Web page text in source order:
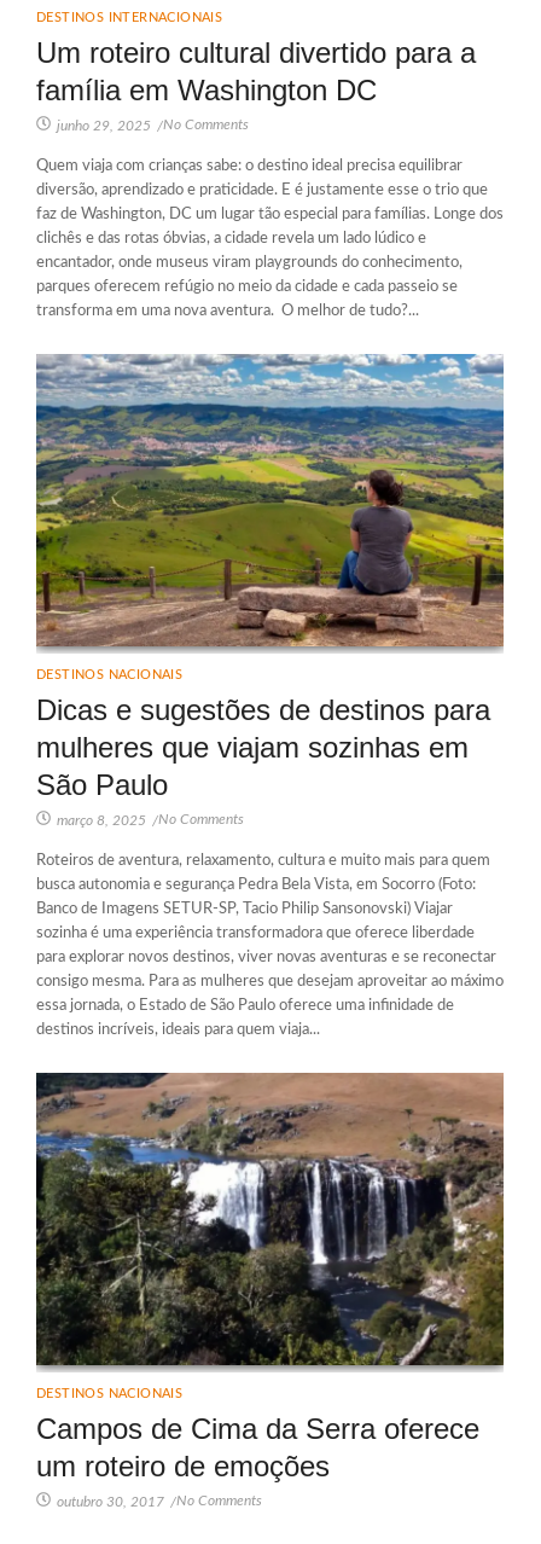
DESTINOS INTERNACIONAIS
Um roteiro cultural divertido para a
família em Washington DC
junho 29, 2025 /No Comments
Quem viaja com crianças sabe: o destino ideal precisa equilibrar
diversão, aprendizado e praticidade. E é justamente esse o trio que
faz de Washington, DC um lugar tão especial para famílias. Longe dos
clichês e das rotas óbvias, a cidade revela um lado lúdico e
encantador, onde museus viram playgrounds do conhecimento,
parques oferecem refúgio no meio da cidade e cada passeio se
transforma em uma nova aventura. O melhor de tudo?...
DESTINOS NACIONAIS
Dicas e sugestões de destinos para
mulheres que viajam sozinhas em
São Paulo
março 8, 2025 /No Comments
Roteiros de aventura, relaxamento, cultura e muito mais para quem
busca autonomia e segurança Pedra Bela Vista, em Socorro (Foto:
Banco de Imagens SETUR-SP, Tacio Philip Sansonovski) Viajar
sozinha é uma experiência transformadora que oferece liberdade
para explorar novos destinos, viver novas aventuras e se reconectar
consigo mesma. Para as mulheres que desejam aproveitar ao máximo
essa jornada, o Estado de São Paulo oferece uma infinidade de
destinos incríveis, ideais para quem viaja...
DESTINOS NACIONAIS
Campos de Cima da Serra oferece
um roteiro de emoções
outubro 30, 2017 /No Comments